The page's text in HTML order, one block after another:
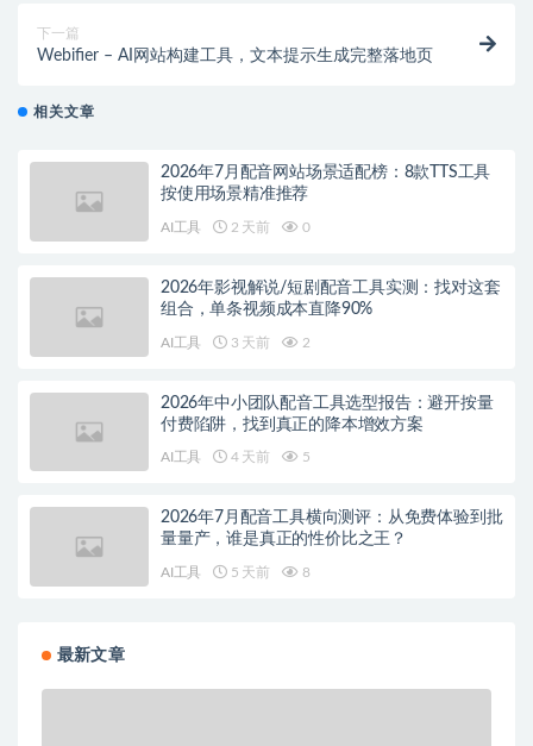
下一篇
Webifier – AI网站构建工具，文本提示生成完整落地页
相关文章
2026年7月配音网站场景适配榜：8款TTS工具
按使用场景精准推荐
AI工具 2 天前 0
2026年影视解说/短剧配音工具实测：找对这套
组合，单条视频成本直降90%
AI工具 3 天前 2
2026年中小团队配音工具选型报告：避开按量
付费陷阱，找到真正的降本增效方案
AI工具 4 天前 5
2026年7月配音工具横向测评：从免费体验到批
量量产，谁是真正的性价比之王？
AI工具 5 天前 8
最新文章